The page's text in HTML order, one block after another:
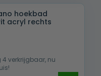
hoekbad
acryl rechts
verkrijgbaar, nu